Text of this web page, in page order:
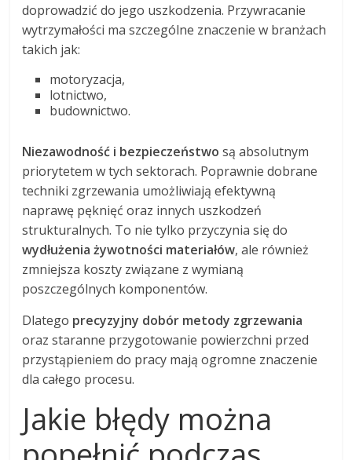
doprowadzić do jego uszkodzenia. Przywracanie
wytrzymałości ma szczególne znaczenie w branżach
takich jak:
motoryzacja,
lotnictwo,
budownictwo.
Niezawodność i bezpieczeństwo są absolutnym
priorytetem w tych sektorach. Poprawnie dobrane
techniki zgrzewania umożliwiają efektywną
naprawę pęknięć oraz innych uszkodzeń
strukturalnych. To nie tylko przyczynia się do
wydłużenia żywotności materiałów, ale również
zmniejsza koszty związane z wymianą
poszczególnych komponentów.
Dlatego precyzyjny dobór metody zgrzewania
oraz staranne przygotowanie powierzchni przed
przystąpieniem do pracy mają ogromne znaczenie
dla całego procesu.
Jakie błędy można